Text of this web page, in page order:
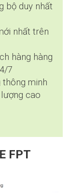
bộ duy nhất
nhất trên
hàng hàng
7
thông minh
cao
FPT